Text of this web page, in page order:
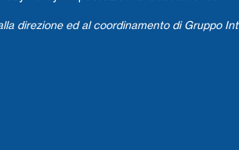
direzione ed al coordinamento di Gruppo